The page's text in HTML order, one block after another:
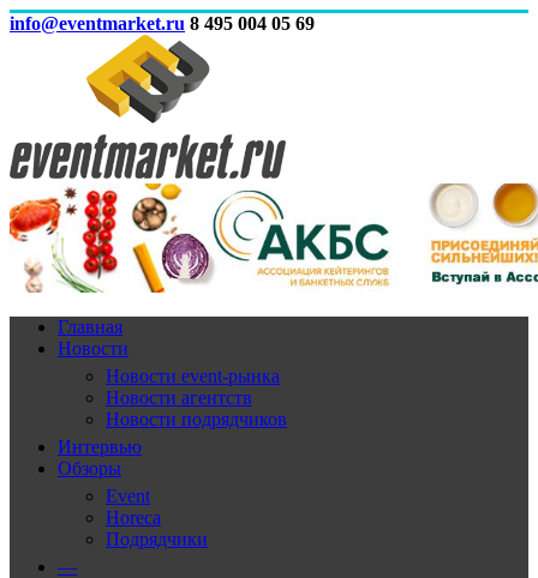
info@eventmarket.ru 8 495 004 05 69
Главная
Новости
Новости event-рынка
Новости агентств
Новости подрядчиков
Интервью
Обзоры
Event
Horeca
Подрядчики
—